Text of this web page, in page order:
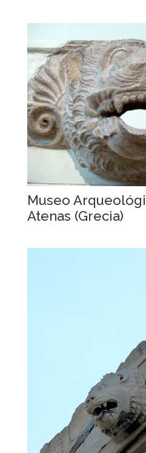
Museo
Atenas (Grecia)